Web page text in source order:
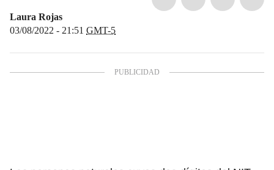
Laura Rojas
03/08/2022 - 21:51 GMT-5